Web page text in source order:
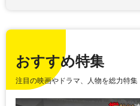
おすすめ特集
注目の映画やドラマ、人物を総力特集